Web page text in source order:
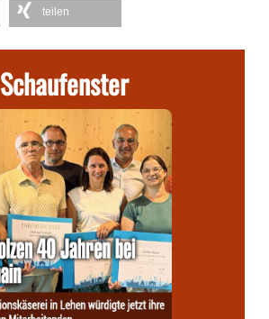
teilen
Schaufenster